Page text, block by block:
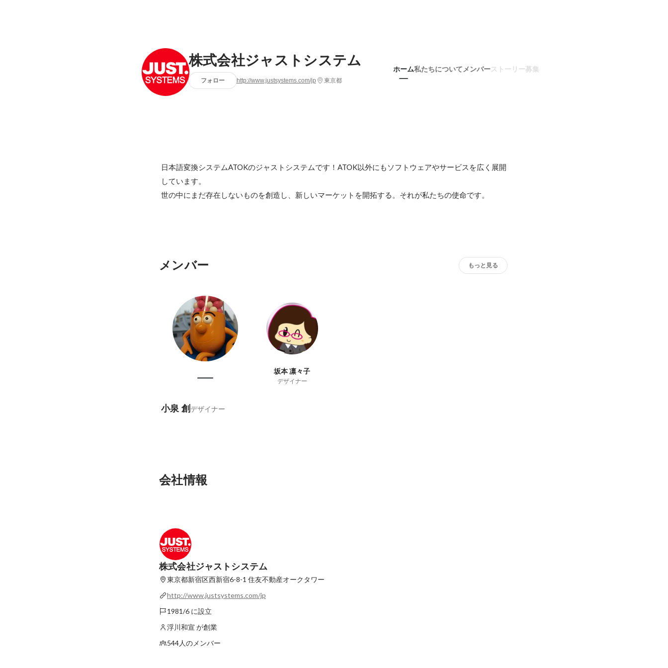
株式会社ジャストシステム
フォロー http://www.justsystems.com/jp 東京都
ホーム私たちについて メンバーストーリー募集
日本語変換システムATOKのジャストシステムです！ATOK以外にもソフトウェアやサービスを広く展開
しています。
世の中にまだ存在しないものを創造し、新しいマーケットを開拓する。それが私たちの使命です。
メンバー もっと見る
坂本 凛々子
デザイナー
小泉 創デザイナー
会社情報
株式会社ジャストシステム
東京都新宿区西新宿6-8-1 住友不動産オークタワー
http://www.justsystems.com/jp
1981/6 に設立
浮川和宣 が創業
544人のメンバー